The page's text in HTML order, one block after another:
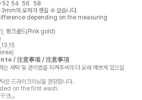
52 54 56
58
의 오차가 생길 수 있습니다.
depending on the measuring
핑크골드(Pink gold)
to / 注意事项 / 注意事項
는 세탁 및 관리법을 지켜주셔야 더 오래 예쁘게 입으실
은 드라이크리닝을 권장합니다.
on the first wash.
洗。